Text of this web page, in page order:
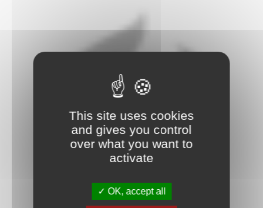
This site uses cookies
and gives you control
over what you want to
activate
OK, accept all